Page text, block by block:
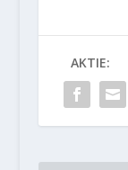
AKTIE: